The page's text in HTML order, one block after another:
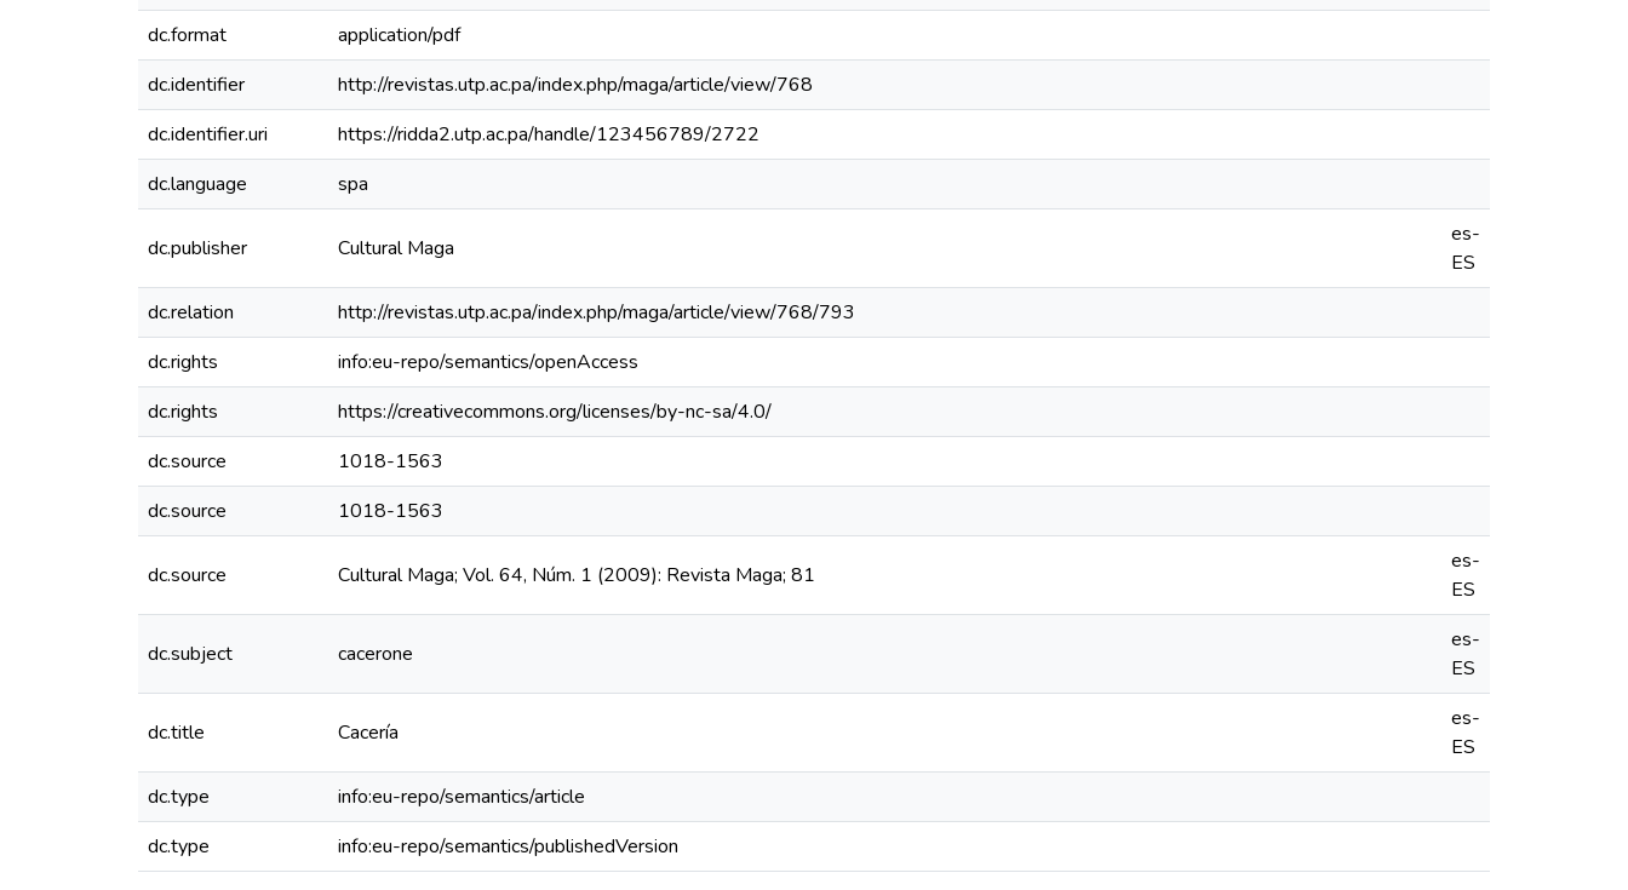
dc.format
application/pdf
dc.identifier
http://revistas.utp.ac.pa/index.php/maga/article/view/768
dc.identifier.uri
https://ridda2.utp.ac.pa/handle/123456789/2722
dc.language
spa
dc.publisher Cultural Maga
es-
ES
dc.relation
http://revistas.utp.ac.pa/index.php/maga/article/view/768/793
dc.rights
info:eu-repo/semantics/openAccess
dc.rights
https://creativecommons.org/licenses/by-nc-sa/4.0/
dc.source
1018-1563
dc.source
1018-1563
dc.source Cultural Maga; Vol. 64, Núm. 1 (2009): Revista Maga; 81
es-
ES
dc.subject cacerone
es-
ES
dc.title Cacería
es-
ES
dc.type
info:eu-repo/semantics/article
dc.type
info:eu-repo/semantics/publishedVersion